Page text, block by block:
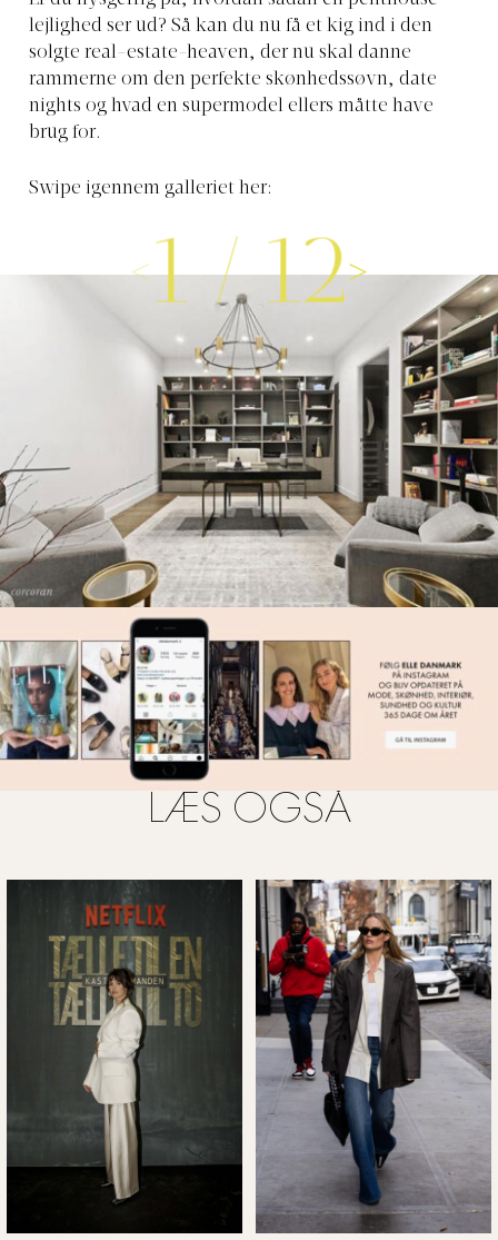
lejlighed ser ud? Så kan du nu få et kig ind i den
solgte real-estate-heaven, der nu skal danne
rammerne om den perfekte skønhedssøvn, date
nights og hvad en supermodel ellers måtte have
brug for.
Swipe igennem galleriet her:
1/12
FOTO: STREETEASY
LÆS OGSÅ